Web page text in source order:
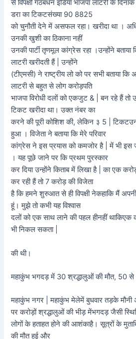
से विपक्षी गठबंधन इंडिया भाजपा लाटरी के
डरा का टिकटसंख्या 90 8825
को चुनौती देने में असफल रहा। खरीदा था ।
उनकी खुशी का ठिकाना नहीं
उनकी पार्टी तृणमूल कांग्रेस रहा ।उन्होंने बताया
लाटरी खरीदती हैं | उन्होंने
(टीएमसी) ने राष्ट्रीय लो को पर सभी बताया
लाटरी से बहुत से लोग करोड़पति
भाजपा विरोधी दलों को एकजुट & | बन रहे हैं तो
टिकट खरीदा था। उक्त नंबर का
करने की पूरी कोशिश की, लेकिन ३ 5 |
हुआ । विजेता ने बताया कि मेरे परिवार
कांग्रेस ने इस प्रयास को कमजोर है | में भी इस
। यह पूछे जाने पर कि प्रथम पुरस्कार
कर दिया उन्‍होंने किताब में लिखा है | का एक
कर रही हैं तो 7 करोड़ की विजेता
है कि हमने शुरुआत से ही विपक्षी नेकहाकि मैं
हूं। मुझे तो कभी यह विश्वास
दलों को एक साथ लाने की पहल हीनहीं थाकिएक
भी निकल सकता |
की थी।
महाकुंभ भगदड़ में 30 श्रद्धालुओं की मौत, 50
महाकुंभ नगर | महाकुंभ मेलेमें बुधवार तड़के मौनी
पर करोड़ों श्रद्धालुओं की भीड़ मेंभगदड़ जैसी
लोगों के हताहत होने की आशंकाहै। सूत्रों के
की मौत हुई और